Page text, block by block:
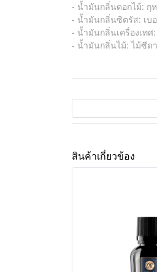
- น้ำมันกลิ่นดอกไม้: กุ
- น้ำมันกลิ่นซิตรัส: เบ
- น้ำมันกลิ่นเครื่องเท
- น้ำมันกลิ่นไม้: ไม้ซีด
สินค้าเกี่ยวข้อง